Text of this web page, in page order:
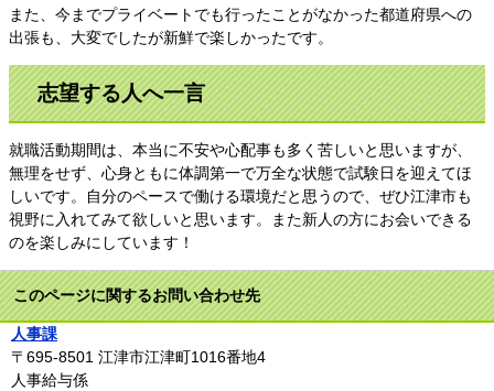
また、今までプライベートでも行ったことがなかった都道府県への
出張も、大変でしたが新鮮で楽しかったです。
志望する人へ一言
就職活動期間は、本当に不安や心配事も多く苦しいと思いますが、
無理をせず、心身ともに体調第一で万全な状態で試験日を迎えてほ
しいです。自分のペースで働ける環境だと思うので、ぜひ江津市も
視野に入れてみて欲しいと思います。また新人の方にお会いできる
のを楽しみにしています！
このページに関するお問い合わせ先
人事課
〒695-8501 江津市江津町1016番地4
人事給与係